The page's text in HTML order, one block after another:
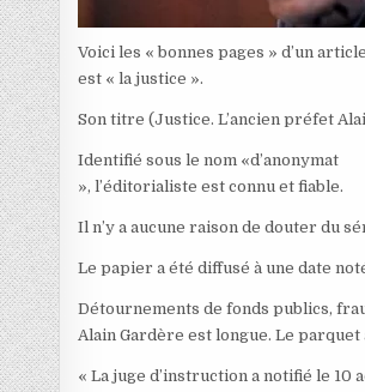
Voici les « bonnes pages » d’un
est « la justice ».
Son titre (Justice. L’ancien préfet
Identifié sous le nom «d’anonymat
», l’éditorialiste est connu et fiable.
Il n’y a aucune raison de douter du
Le papier a été diffusé à une date
Détournements de fonds publics,
Alain Gardère est longue. Le
« La juge d’instruction a notifié le